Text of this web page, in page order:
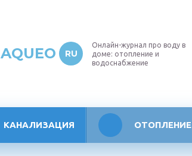
AQUEO RU
Онлайн-журнал про воду в
доме: отопление и
водоснабжение
КАНАЛИЗАЦИЯ ОТОПЛЕНИЕ